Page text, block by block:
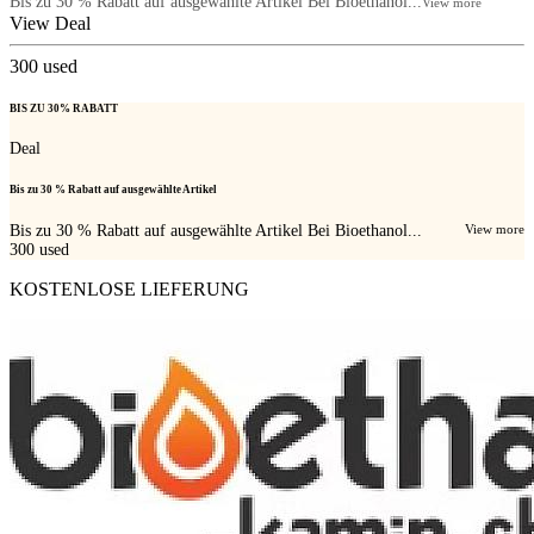
View Deal
300 used
BIS ZU 30% RABATT
Deal
Bis zu 30 % Rabatt auf ausgewählte Artikel
Bis zu 30 % Rabatt auf ausgewählte Artikel Bei Bioethanol... View more
300 used
KOSTENLOSE LIEFERUNG